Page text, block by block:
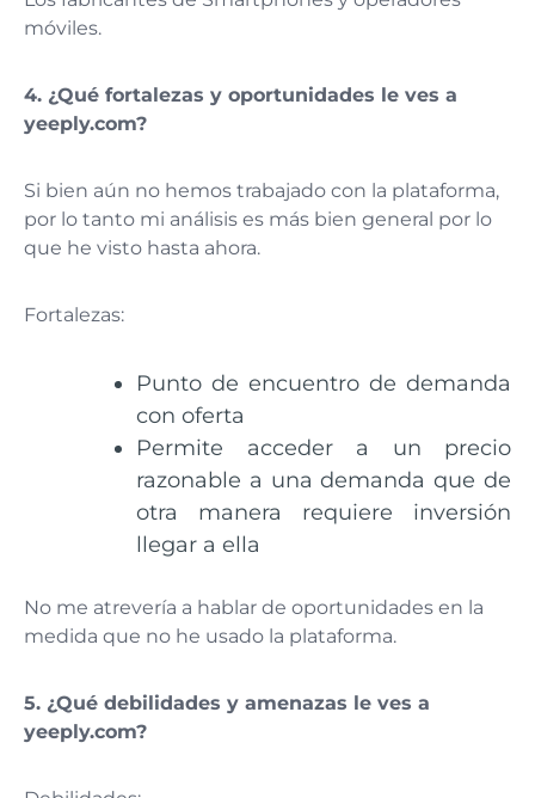
móviles.
4. ¿Qué fortalezas y oportunidades le ves a
yeeply.com?
Si bien aún no hemos trabajado con la plataforma,
por lo tanto mi análisis es más bien general por lo
que he visto hasta ahora.
Fortalezas:
Punto de encuentro de demanda
con oferta
Permite acceder a un precio
razonable a una demanda que de
otra manera requiere inversión
llegar a ella
No me atrevería a hablar de oportunidades en la
medida que no he usado la plataforma.
5. ¿Qué debilidades y amenazas le ves a
yeeply.com?